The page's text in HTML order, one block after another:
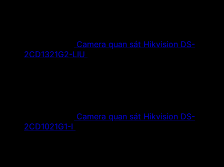
Camera quan sát Hikvision DS-
2CD1321G2-LIU
Camera quan sát Hikvision DS-
2CD1021G1-I